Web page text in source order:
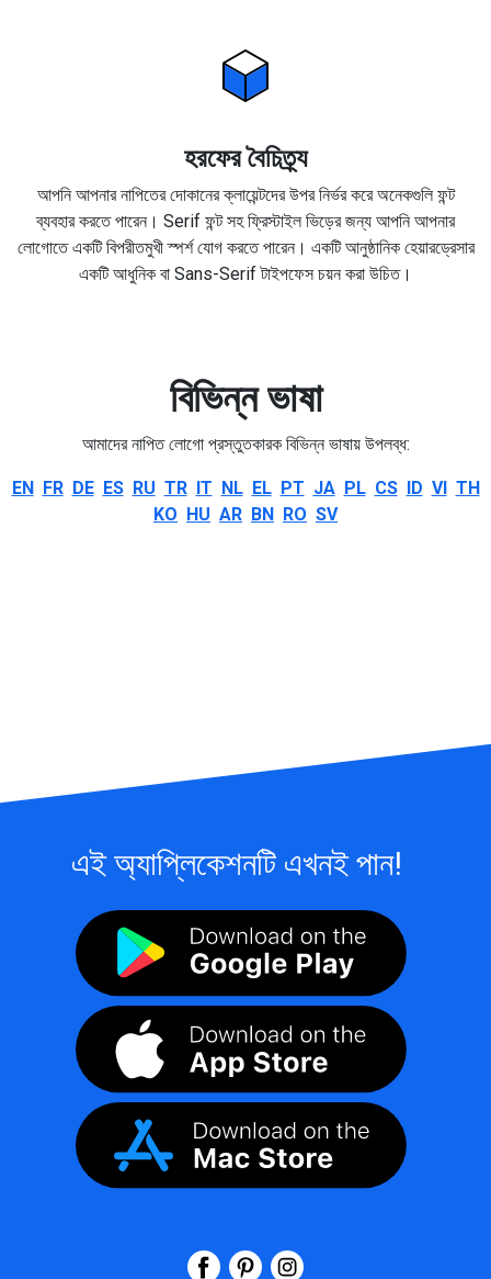
হরফের বৈচিত্র্য
আপনি আপনার নাপিতের দোকানের ক্লায়েন্টদের উপর নির্ভর করে অনেকগুলি ফন্ট
ব্যবহার করতে পারেন। Serif ফন্ট সহ ফ্রিস্টাইল ভিড়ের জন্য আপনি আপনার
লোগোতে একটি বিপরীতমুখী স্পর্শ যোগ করতে পারেন। একটি আনুষ্ঠানিক হেয়ারড্রেসার
একটি আধুনিক বা Sans-Serif টাইপফেস চয়ন করা উচিত।
বিভিন্ন ভাষা
আমাদের নাপিত লোগো প্রস্তুতকারক বিভিন্ন ভাষায় উপলব্ধ:
EN FR DE ES RU TR IT NL EL PT JA PL CS ID VI TH
KO HU AR BN RO SV
এই অ্যাপ্লিকেশনটি এখনই পান!